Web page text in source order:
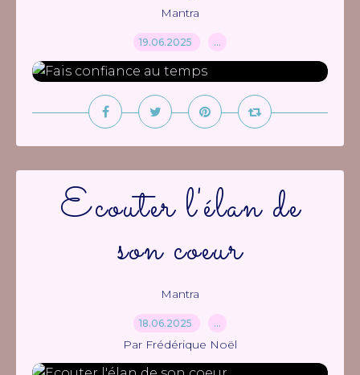
Mantra
19.06.2025 …
Ecouter l'élan de
son coeur
Mantra
18.06.2025 …
Par Frédérique Noël